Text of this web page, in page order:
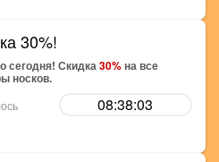
30%!
сегодня! Скидка30%на все
носков.
08:38:02